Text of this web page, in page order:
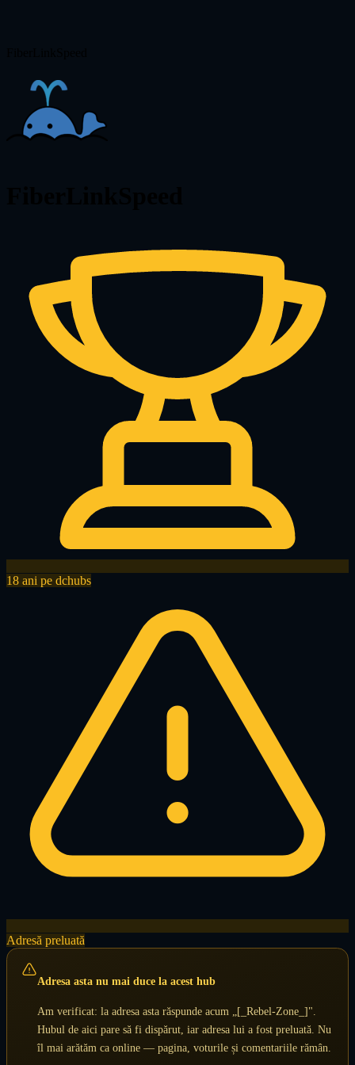
18 ani pe dchubs
Adresă preluată
Adresa asta nu mai duce la acest hub
Am verificat: la adresa asta răspunde acum „[_Rebel-Zone_]".
Hubul de aici pare să fi dispărut, iar adresa lui a fost preluată. Nu
îl mai arătăm ca online — pagina, voturile și comentariile rămân.